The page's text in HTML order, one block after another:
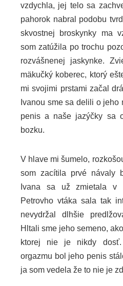
vzdychla, jej telo sa
pahorok nabral podobu
skvostnej broskynky ma
som zatúžila po trochu
rozvášnenej jaskynke.
mäkučký koberec, ktorý
mi svojimi prstami začal
Ivanou sme sa delili o jeho
penis a naše jazýčky sa
bozku.
V hlave mi šumelo,
som zacítila prvé návaly
Ivana sa už zmietala v
Petrovho vtáka sala tak
nevydržal dlhšie
Hltali sme jeho semeno,
ktorej nie je nikdy dosť.
orgazmu bol jeho penis
ja som vedela že to nie je